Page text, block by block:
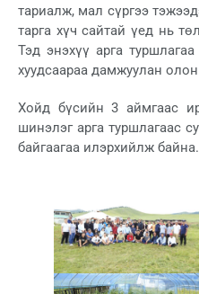
тариалж, мал сүргээ
тарга хүч сайтай үед нь
Тэд энэхүү арга
хуудсаараа дамжуулан
Хойд бүсийн 3 аймгаас
шинэлэг арга туршлагаас
байгаагаа илэрхийлж байна.